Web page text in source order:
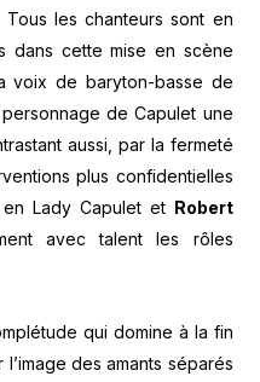
Tous les chanteurs sont en
dans cette mise en scène
voix de baryton-basse de
de Capulet une
aussi, par la fermeté
plus confidentielles
en Lady Capulet et Robert
avec talent les rôles
qui domine à la fin
des amants séparés